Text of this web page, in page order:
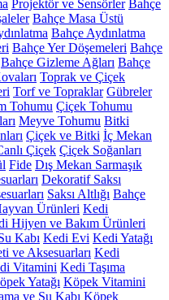
Projektör ve Sensörler Bahçe
Bahçe Masa Üstü
Bahçe Aydınlatma
Bahçe Yer Döşemeleri Bahçe
Bahçe Gizleme Ağları Bahçe
Toprak ve Çiçek
Torf ve Topraklar Gübreler
Tohumu Çiçek Tohumu
Meyve Tohumu Bitki
Çiçek ve Bitki İç Mekan
Çiçek Çiçek Soğanları
Fide Dış Mekan Sarmaşık
Dekoratif Saksı
Saksı Altlığı Bahçe
Ürünleri Kedi
Hijyen ve Bakım Ürünleri
Kabı Kedi Evi Kedi Yatağı
ve Aksesuarları Kedi
Vitamini Kedi Taşıma
Yatağı Köpek Vitamini
ve Su Kabı Köpek